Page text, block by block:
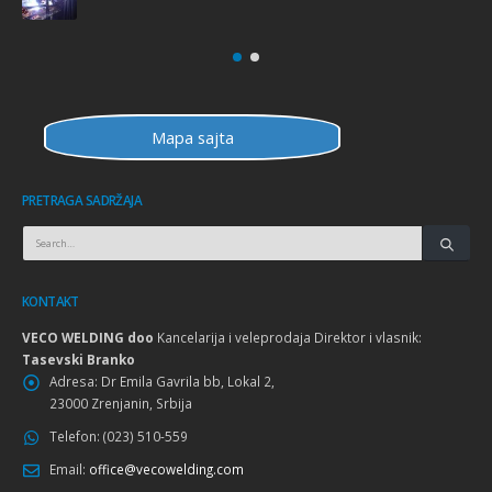
Mapa sajta
PRETRAGA SADRŽAJA
KONTAKT
VECO WELDING doo Kancelarija i veleprodaja Direktor i vlasnik:
Tasevski Branko
Adresa: Dr Emila Gavrila bb, Lokal 2,
23000 Zrenjanin, Srbija
Telefon: (023) 510-559
Email: office@vecowelding.com